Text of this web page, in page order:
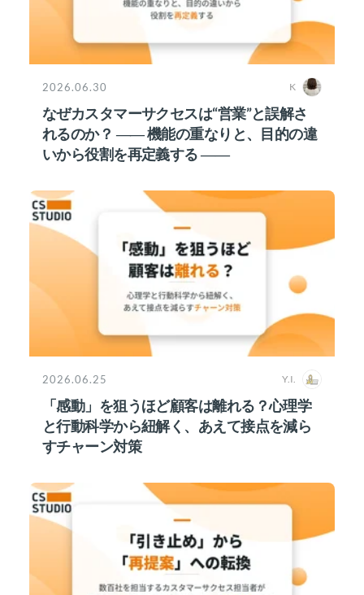
2026.06.30 K
なぜカスタマーサクセスは“営業”と誤解さ
れるのか？ ―― 機能の重なりと、目的の違
いから役割を再定義する ――
2026.06.25 Y.I.
「感動」を狙うほど顧客は離れる？心理学
と行動科学から紐解く、あえて接点を減ら
すチャーン対策